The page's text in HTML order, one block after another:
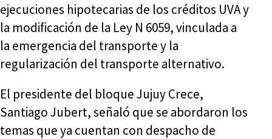
ejecuciones hipotecarias de los créditos UVA y
la modificación de la Ley N 6059, vinculada a
la emergencia del transporte y la
regularización del transporte alternativo.
El presidente del bloque Jujuy Crece,
Santiago Jubert, señaló que se abordaron los
temas que ya cuentan con despacho de